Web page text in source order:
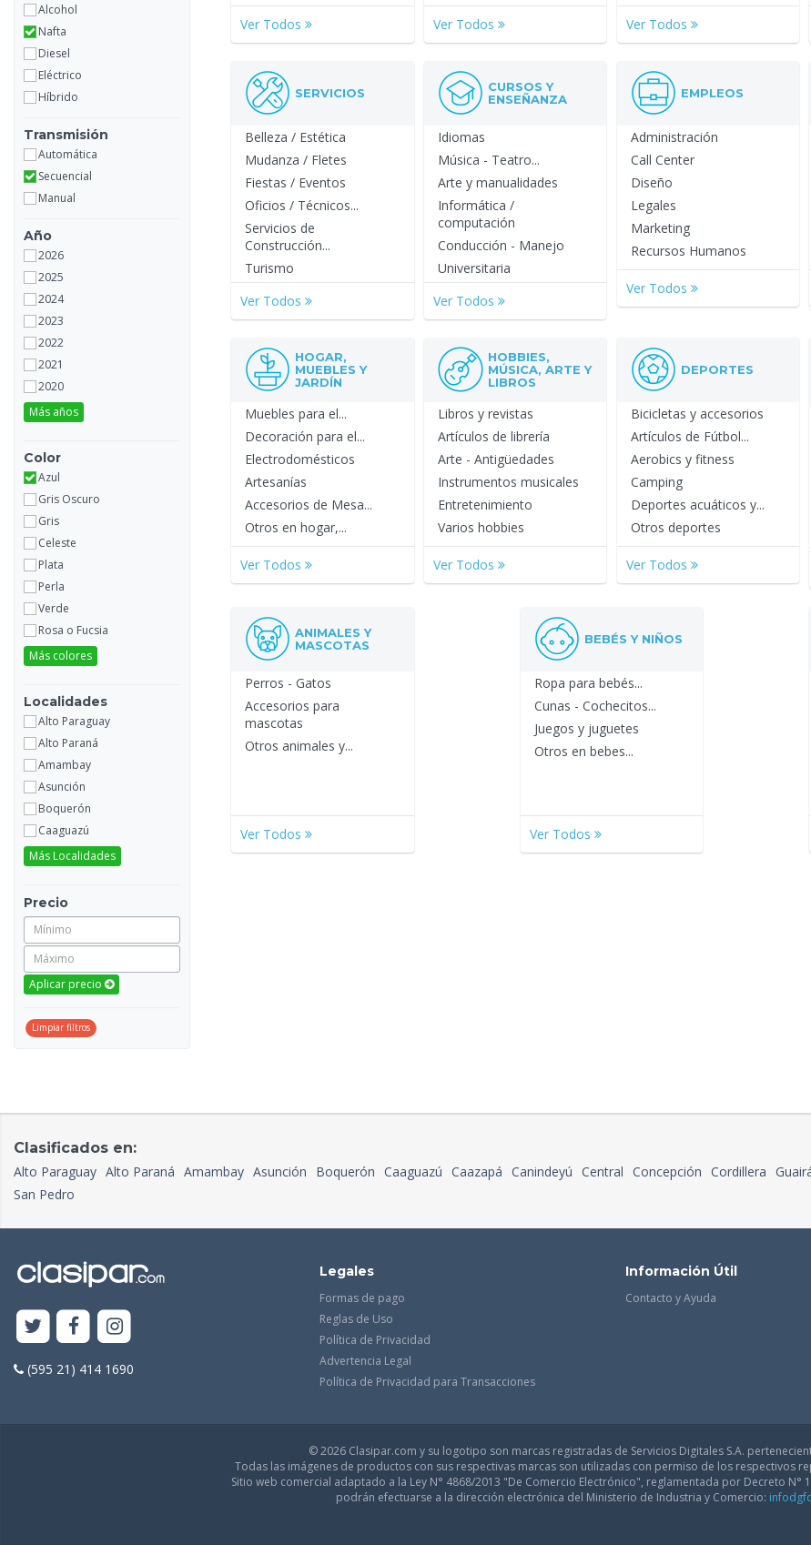
Alcohol
Nafta
Diesel
Eléctrico
Híbrido
Transmisión
Automática
Secuencial
Manual
Año
2026
2025
2024
2023
2022
2021
2020
Más años
Color
Azul
Gris Oscuro
Gris
Celeste
Plata
Perla
Verde
Rosa o Fucsia
Más colores
Localidades
Alto Paraguay
Alto Paraná
Amambay
Asunción
Boquerón
Caaguazú
Más Localidades
Precio
Aplicar precio
Limpiar filtros
Ver Todos Ver Todos Ver Todos
SERVICIOS
Belleza / Estética
Mudanza / Fletes
Fiestas / Eventos
Oficios / Técnicos...
Servicios de
Construcción...
Turismo
Ver Todos
CURSOS Y
ENSEÑANZA
Idiomas
Música - Teatro...
Arte y manualidades
Informática /
computación
Conducción - Manejo
Universitaria
Ver Todos
EMPLEOS
Administración
Call Center
Diseño
Legales
Marketing
Recursos Humanos
Ver Todos
HOGAR,
MUEBLES Y
JARDÍN
Muebles para el...
Decoración para el...
Electrodomésticos
Artesanías
Accesorios de Mesa...
Otros en hogar,...
Ver Todos
HOBBIES,
MÚSICA, ARTE Y
LIBROS
Libros y revistas
Artículos de librería
Arte - Antigüedades
Instrumentos musicales
Entretenimiento
Varios hobbies
Ver Todos
DEPORTES
Bicicletas y accesorios
Artículos de Fútbol...
Aerobics y fitness
Camping
Deportes acuáticos y...
Otros deportes
Ver Todos
ANIMALES Y
MASCOTAS
Perros - Gatos
Accesorios para
mascotas
Otros animales y...
Ver Todos
BEBÉS Y NIÑOS
Ropa para bebés...
Cunas - Cochecitos...
Juegos y juguetes
Otros en bebes...
Ver Todos
Clasificados en:
Alto Paraguay Alto Paraná Amambay Asunción Boquerón Caaguazú Caazapá Canindeyú Central Concepción Cordillera
San Pedro
(595 21) 414 1690
Legales
Formas de pago
Reglas de Uso
Política de Privacidad
Advertencia Legal
Política de Privacidad para Transacciones
Información Útil
Contacto y Ayuda
© 2026 Clasipar.com y su logotipo son marcas registradas de Servicios Digitales S.A.
Todas las imágenes de productos con sus respectivas marcas son utilizadas con permiso de los respectivos
Sitio web comercial adaptado a la Ley N° 4868/2013 "De Comercio Electrónico", reglamentada por Decreto N°
podrán efectuarse a la dirección electrónica del Ministerio de Industria y Comercio: